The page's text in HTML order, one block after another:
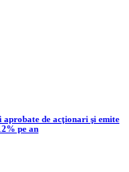
de acţionari şi emite
pe an